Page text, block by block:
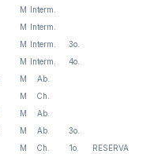
M
Interm.
M
Interm.
M Interm.
3o.
M Interm.
4o.
M
Ab.
M
Ch.
M
Ab.
M Ab.
3o.
M Ch. 1o.
RESERVA